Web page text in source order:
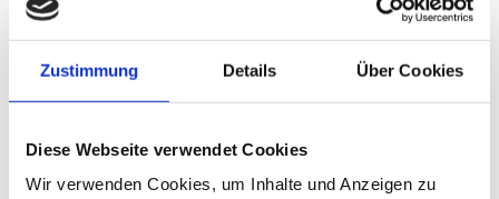
Zustimmung Details Über Cookies
Diese Webseite verwendet Cookies
Wir verwenden Cookies, um Inhalte und Anzeigen zu
Klinikum Nürnberg, Campus Nord
Prof.-Ernst-Nathan-Str. 1
90419 Nürnberg
E-Mail: info@nordstrahl.de
Telefon: +49 (0) 911 933 56 0